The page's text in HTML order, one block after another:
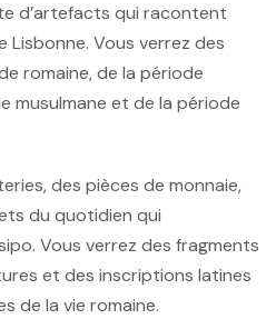
d’artefacts qui racontent
Lisbonne. Vous verrez des
romaine, de la période
musulmane et de la période
des pièces de monnaie,
du quotidien qui
Vous verrez des fragments
et des inscriptions latines
de la vie romaine.